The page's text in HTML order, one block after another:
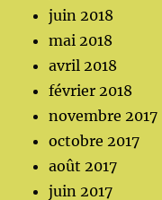
juin 2018
mai 2018
avril 2018
février 2018
novembre 2017
octobre 2017
août 2017
juin 2017